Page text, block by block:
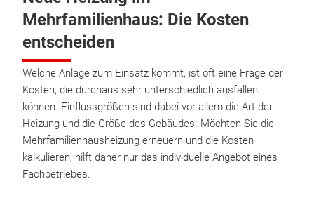
Mehrfamilienhaus: Die Kosten
entscheiden
Welche Anlage zum Einsatz kommt, ist oft eine Frage der
Kosten, die durchaus sehr unterschiedlich ausfallen
können. Einflussgrößen sind dabei vor allem die Art der
Heizung und die Größe des Gebäudes. Möchten Sie die
Mehrfamilienhausheizung erneuern und die Kosten
kalkulieren, hilft daher nur das individuelle Angebot eines
Fachbetriebes.